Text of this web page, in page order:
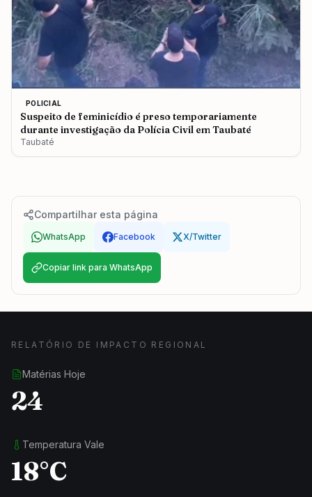
POLICIAL
Suspeito de feminicídio é preso temporariamente
durante investigação da Polícia Civil em Taubaté
Taubaté
Compartilhar esta página
WhatsApp Facebook X/Twitter
Copiar link para WhatsApp
RELATÓRIO DE IMPACTO REGIONAL
Matérias Hoje
24
Temperatura Vale
18°C